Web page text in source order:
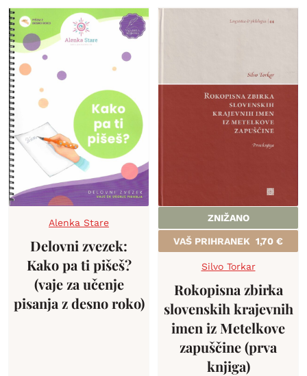
Alenka Stare
Delovni zvezek:
Kako pa ti pišeš?
(vaje za učenje
pisanja z desno roko)
ZNIŽANO
VAŠ PRIHRANEK 1,70 €
Silvo Torkar
Rokopisna zbirka
slovenskih krajevnih
imen iz Metelkove
zapuščine (prva
knjiga)